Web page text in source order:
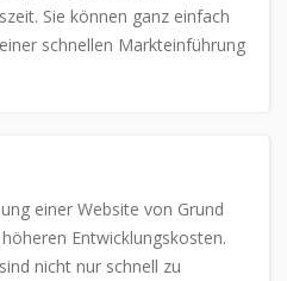
Sie können ganz einfach
schnellen Markteinführung
einer Website von Grund
Entwicklungskosten.
nicht nur schnell zu